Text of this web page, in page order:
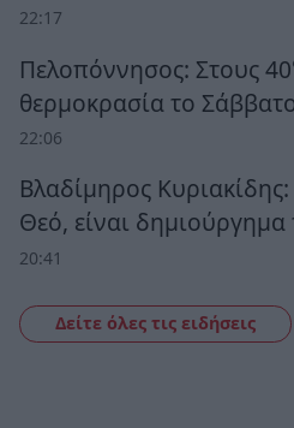
22:17
Πελοπόννησος: Στους
θερμοκρασία το
22:06
Βλαδίμηρος
Θεό, είναι
20:41
Δείτε όλες τις ειδήσεις